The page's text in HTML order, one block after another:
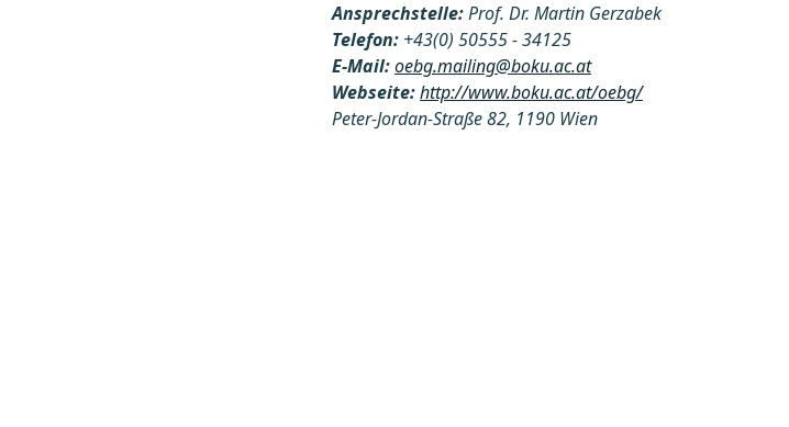
Ansprechstelle:Prof. Dr. Martin Gerzabek
Telefon: +43(0) 50555 - 34125
E-Mail:oebg.mailing@boku.ac.at
Webseite:http://www.boku.ac.at/oebg/
Peter-Jordan-Straße 82, 1190 Wien